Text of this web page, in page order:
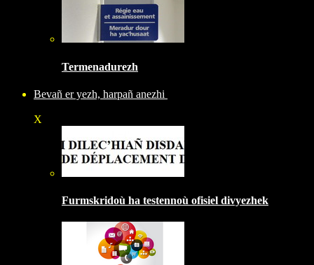
Termenadurezh
Bevañ er yezh, harpañ anezhi
X
Furmskridoù ha testennoù ofisiel divyezhek